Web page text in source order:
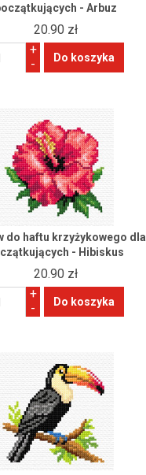
- Arbuz
20.90 zł
+
-
do haftu krzyżykowego dla
- Hibiskus
20.90 zł
+
-